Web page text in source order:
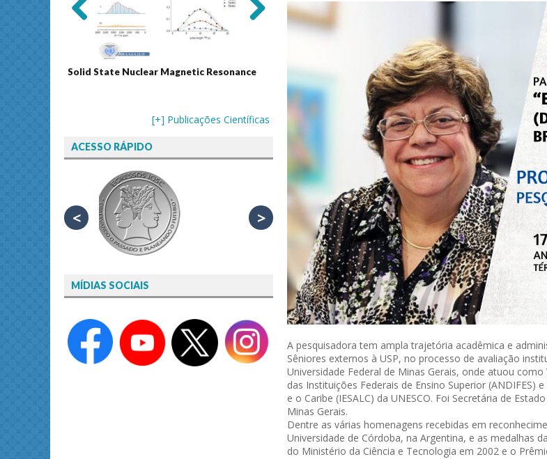
A pesquisadora tem ampla trajetória acadêmica e
Sêniores externos à USP, no processo de avaliação
Universidade Federal de Minas Gerais, onde atuou
das Instituições Federais de Ensino Superior
e o Caribe (IESALC) da UNESCO. Foi Secretária de
Minas Gerais.
Dentre as várias homenagens recebidas em
Universidade de Córdoba, na Argentina, e as medalhas
do Ministério da Ciência e Tecnologia em 2002 e o
Solid State Nuclear Magnetic Resonance Journal of Separation Science
Sustainable
Assessments
[+] Publicações Científicas
ACESSO RÁPIDO
< >
MÍDIAS SOCIAIS